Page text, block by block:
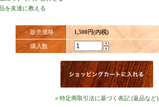
を友達に教える
・ 販売価格 1,500円(内税)
・ 購入数
» 特定商取引法に基づく表記 (返品など)